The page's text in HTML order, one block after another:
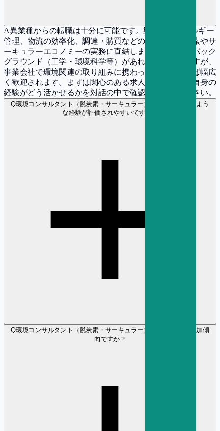
A異業種からの転職は十分に可能です。製造業のエネルギー
管理、物流の効率化、調達・購買などの経験は、脱炭素やサ
ーキュラーエコノミーの実務に直結します。技術的なバック
グラウンド（工学・環境科学等）があればなお有利ですが、
事業会社で環境関連の取り組みに携わった経験があれば幅広
く歓迎されます。まずは関心のある求人に応募し、ご自身の
経験がどう活かせるかを対話の中で確認してみてください。
Q環境コンサルタント（脱炭素・サーキュラー） の選考ではどのよう
な経験が評価されやすいですか？
Q環境コンサルタント（脱炭素・サーキュラー） の採用需要は増加傾
向ですか？